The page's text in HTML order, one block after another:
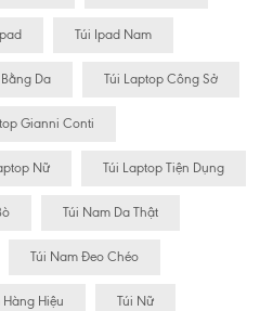
Túi Ipad Nam
Da Túi Laptop Công Sở
Gianni Conti
Nữ Túi Laptop Tiện Dụng
Túi Nam Da Thật
Túi Nam Đeo Chéo
Hàng Hiệu Túi Nữ